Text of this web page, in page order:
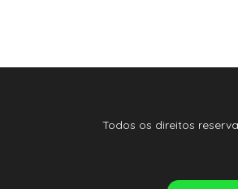
Todos os direitos